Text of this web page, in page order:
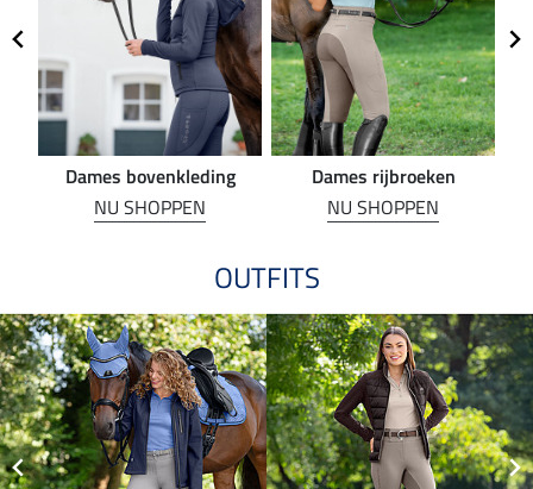
Dames bovenkleding
NU SHOPPEN
Dames rijbroeken
NU SHOPPEN
OUTFITS